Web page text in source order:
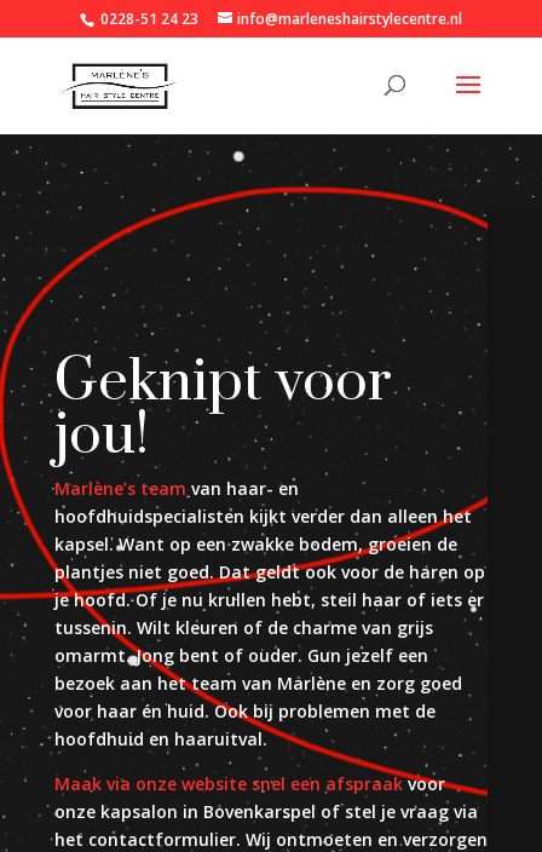
0228-51 24 23 info@marleneshairstylecentre.nl
Geknipt voor
jou!
Marlène’s team van haar- en
hoofdhuidspecialisten kijkt verder dan alleen het
kapsel. Want op een zwakke bodem, groeien de
plantjes niet goed. Dat geldt ook voor de haren op
je hoofd. Of je nu krullen hebt, steil haar of iets er
tussenin. Wilt kleuren of de charme van grijs
omarmt. Jong bent of ouder. Gun jezelf een
bezoek aan het team van Marlène en zorg goed
voor haar én huid. Ook bij problemen met de
hoofdhuid en haaruitval.
Maak via onze website snel een afspraakvoor
onze kapsalon in Bovenkarspel of stel je vraag via
het contactformulier. Wij ontmoeten en verzorgen